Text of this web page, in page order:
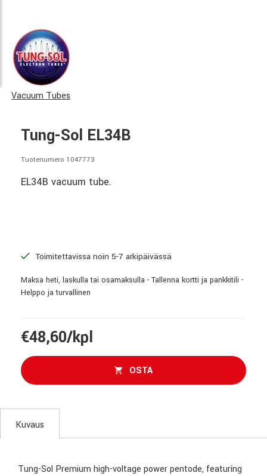
Vacuum Tubes
Tung-Sol EL34B
Tuotenumero 1047773
EL34B vacuum tube.
Toimitettavissa noin 5-7 arkipäivässä
Maksa heti, laskulla tai osamaksulla - Tallenna kortti ja pankkitili -
Helppo ja turvallinen
€48,60/kpl
OSTA
Kuvaus
Tung-Sol Premium high-voltage power pentode, featuring